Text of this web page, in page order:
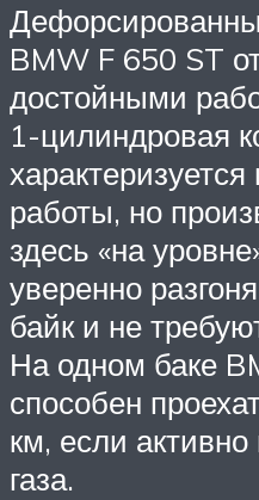
BMW F 650 ST
достойными
1-цилиндровая
работы, но
здесь «на
уверенно
байк и не
На одном баке
способен
км, если активно
газа.